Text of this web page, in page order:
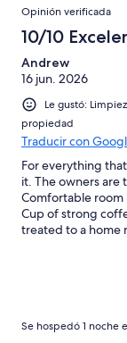
Opinión verificada
10/10
Andrew
16 jun. 2026
Le gustó:
propiedad
Traducir con
For everything
it. The owners are
Comfortable room
Cup of strong
treated to a home
Se hospedó 1 noche